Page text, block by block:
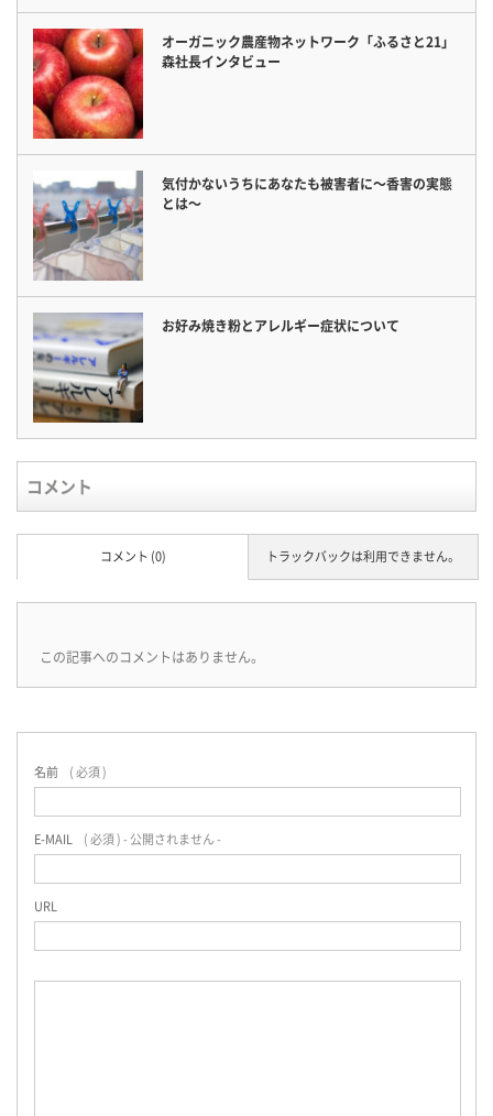
オーガニック農産物ネットワーク「ふるさと21」
森社長インタビュー
気付かないうちにあなたも被害者に〜香害の実態
とは〜
お好み焼き粉とアレルギー症状について
コメント
トラックバックは利用できません。
コメント (0)
この記事へのコメントはありません。
名前 ( 必須 )
E-MAIL ( 必須 ) - 公開されません -
URL